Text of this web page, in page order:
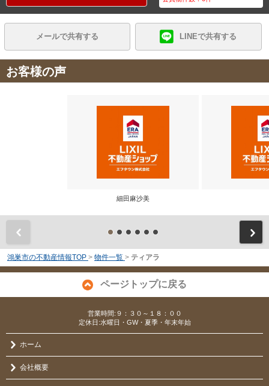
メールで共有する LINEで共有する
お客様の声
細田麻沙美
鴻巣市の不動産情報TOP > 物件一覧 > ティアラ
ページトップに戻る
営業時間:９：３０～１８：００
定休日:水曜日・GW・夏季・年末年始
ホーム
会社概要